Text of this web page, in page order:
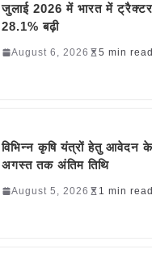
जुलाई 2026 में भारत में ट्रैक्टर
28.1% बढ़ी
August 6, 2026 5 min read
विभिन्न कृषि यंत्रों हेतु आवेदन
अगस्त तक अंतिम तिथि
August 5, 2026 1 min read